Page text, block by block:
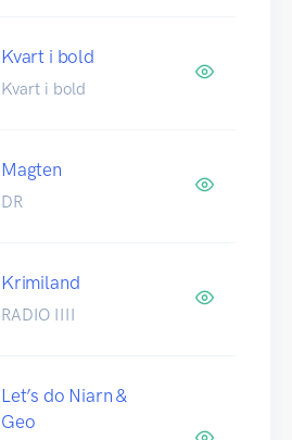
Kvart i bold
Kvart i bold
Magten
DR
Krimiland
RADIO IIII
Let’s do Niarn &
Geo